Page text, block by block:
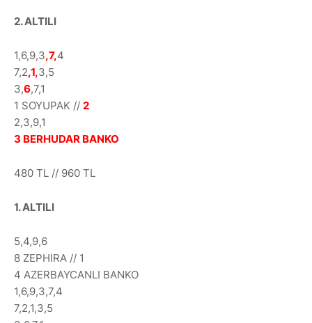
2. ALTILI
1,6,9,3,7,4
7,2,1,3,5
3,6,7,1
1 SOYUPAK // 2
2,3,9,1
3 BERHUDAR BANKO
480 TL // 960 TL
1. ALTILI
5,4,9,6
8 ZEPHIRA // 1
4 AZERBAYCANLI BANKO
1,6,9,3,7,4
7,2,1,3,5